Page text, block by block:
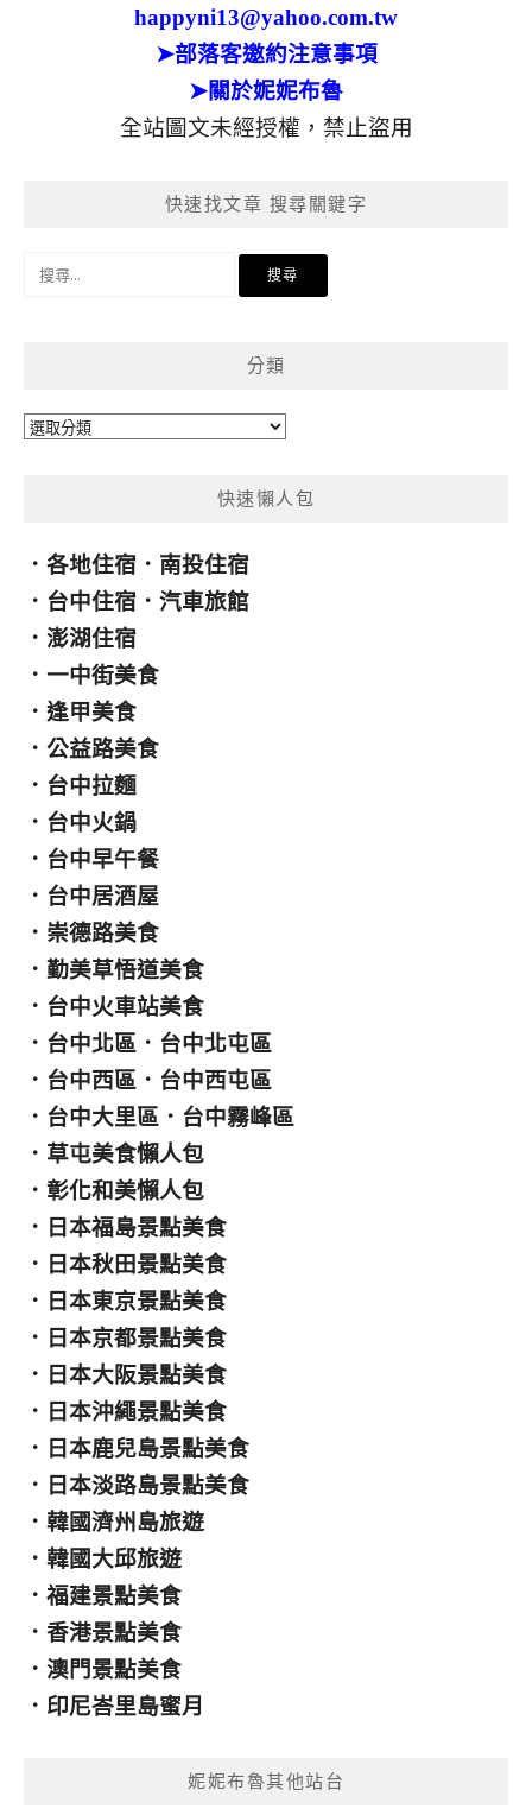
happyni13@yahoo.com.tw
➤部落客邀約注意事項
➤關於妮妮布魯
全站圖文未經授權，禁止盜用
快速找文章 搜尋關鍵字
分類
分
快速懶人包
． 各地住宿 ． 南投住宿
． 台中住宿 ． 汽車旅館
． 澎湖住宿
． 一中街美食
． 逢甲美食
． 公益路美食
． 台中拉麵
． 台中火鍋
． 台中早午餐
． 台中居酒屋
． 崇德路美食
． 勤美草悟道美食
． 台中火車站美食
． 台中北區 ． 台中北屯區
． 台中西區 ． 台中西屯區
． 台中大里區 ． 台中霧峰區
． 草屯美食懶人包
． 彰化和美懶人包
． 日本福島景點美食
． 日本秋田景點美食
． 日本東京景點美食
． 日本京都景點美食
． 日本大阪景點美食
． 日本沖繩景點美食
． 日本鹿兒島景點美食
． 日本淡路島景點美食
． 韓國濟州島旅遊
． 韓國大邱旅遊
． 福建景點美食
． 香港景點美食
． 澳門景點美食
． 印尼峇里島蜜月
妮妮布魯其他站台